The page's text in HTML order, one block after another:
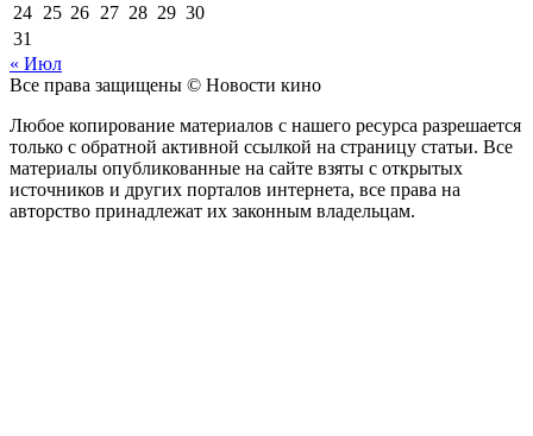
24 25 26 27 28 29 30
31
« Июл
Все права защищены © Новости кино
Любое копирование материалов с нашего ресурса разрешается
только с обратной активной ссылкой на страницу статьи. Все
материалы опубликованные на сайте взяты с открытых
источников и других порталов интернета, все права на
авторство принадлежат их законным владельцам.